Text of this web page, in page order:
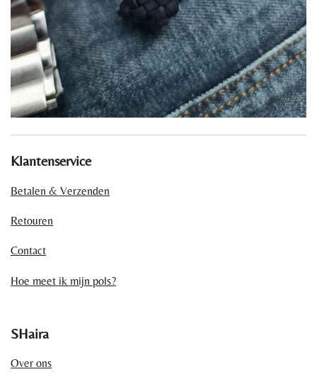
Klantenservice
Betalen & Verzenden
Retouren
Contact
Hoe meet ik mijn pols?
SHaira
Over ons